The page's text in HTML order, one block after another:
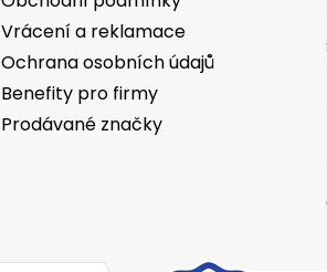
Vrácení a reklamace
Ochrana osobních údajů
Benefity pro firmy
Prodávané značky